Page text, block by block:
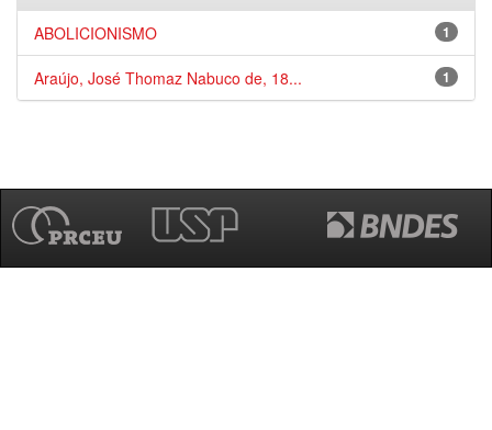
1
ABOLICIONISMO
1
Araújo, José Thomaz Nabuco de, 18...